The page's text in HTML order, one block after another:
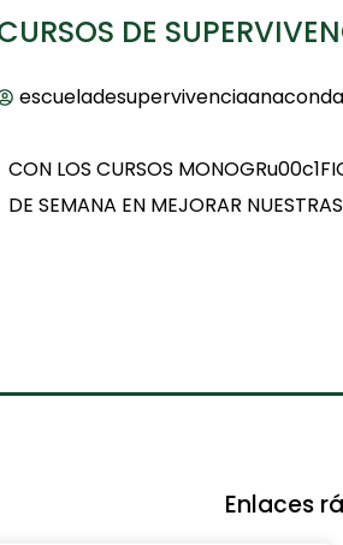
DE
CON LOS CURSOS
DE SEMANA EN MEJORAR
Enlaces